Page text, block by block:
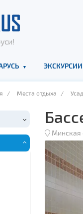
/ Места отдыха /
Минская